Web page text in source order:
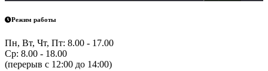
Режим работы
Пн, Вт, Чт, Пт: 8.00 - 17.00
Ср: 8.00 - 18.00
(перерыв с 12:00 до 14:00)